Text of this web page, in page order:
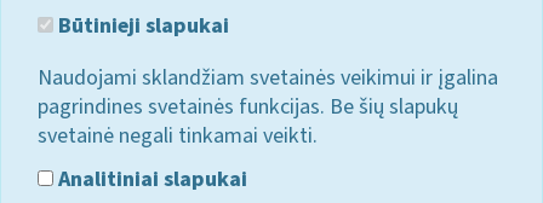
Būtinieji slapukai
Naudojami sklandžiam svetainės veikimui ir įgalina
pagrindines svetainės funkcijas. Be šių slapukų
svetainė negali tinkamai veikti.
Analitiniai slapukai